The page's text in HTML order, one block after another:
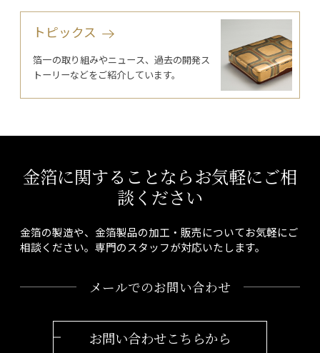
トピックス
箔一の取り組みやニュース、過去の開発ス
トーリーなどをご紹介しています。
金箔に関することならお気軽にご相
談ください
金箔の製造や、金箔製品の加工・販売についてお気軽にご
相談ください。専門のスタッフが対応いたします。
メールでのお問い合わせ
お問い合わせこちらから